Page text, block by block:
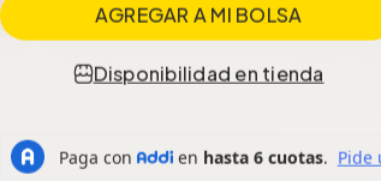
AGREGAR A MI BOLSA
Disponibilidad en tienda